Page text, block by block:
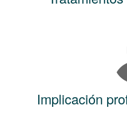
Implicación